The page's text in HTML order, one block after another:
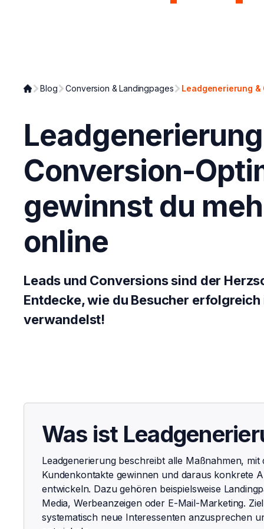
Blog Conversion & Landingpages Leadgenerierung &
Conversion-
gewinnst du
online
Leads und Conversions sind der
Entdecke, wie du Besucher erfolgreich
verwandelst!
Was ist
Leadgenerierung beschreibt alle Maßnahmen,
Kundenkontakte gewinnen und daraus konkrete
entwickeln. Dazu gehören beispielsweise
Media, Werbeanzeigen oder E-Mail-Marketing.
systematisch neue Interessenten anzusprechen